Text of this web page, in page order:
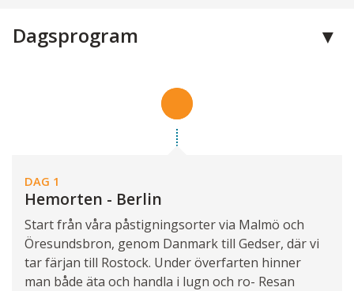
Dagsprogram
DAG 1
Hemorten - Berlin
Start från våra påstigningsorter via Malmö och
Öresundsbron, genom Danmark till Gedser, där vi
tar färjan till Rostock. Under överfarten hinner
man både äta och handla i lugn och ro- Resan